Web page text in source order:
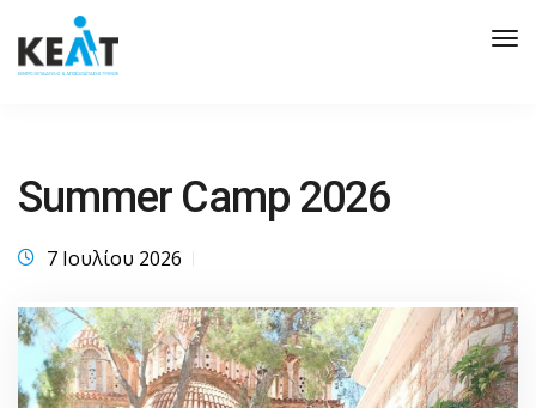
Summer Camp 2026
7 Ιουλίου 2026